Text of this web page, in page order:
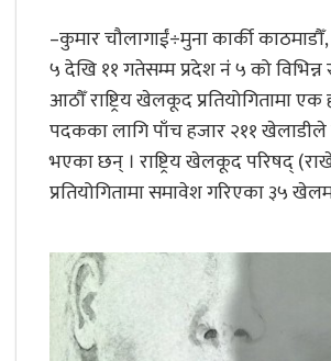
–कुमार चौलागाईं÷मुना कार्की
५ देखि ११ गतेसम्म प्रदेश नंं ५ को विभिन्न
आठौँ राष्ट्रिय खेलकूद प्रतियोगितामा
पदकका लागि पाँच हजार २११ खेलाडीले
भएका छन् । राष्ट्रिय खेलकूद परिषद्
प्रतियोगितामा समावेश गरिएका ३५